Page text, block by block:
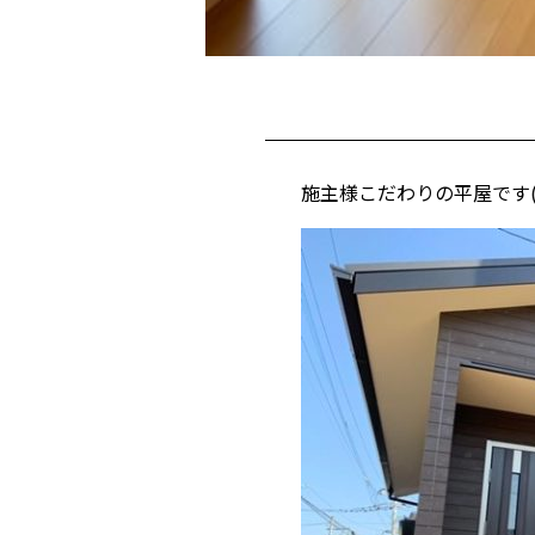
施主様こだわりの平屋で